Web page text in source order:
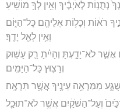
נְתֻנ֣וֹת לְאֹיְבֶ֔יךָ וְאֵ֥ין לְךָ֖ מוֹשִֽׁיעַ׃
רֹא֔וֹת וְכָל֥וֹת אֲלֵיהֶ֖ם כָּל־הַיּ֑וֹם
וְאֵ֥ין לְאֵ֖ל יָדֶֽךָ׃
אֲשֶׁ֣ר לֹא־יָדָ֑עְתָּ וְהָיִ֗יתָ רַ֛ק עָשׁ֥וּק
וְרָצ֖וּץ כָּל־הַיָּמִֽים׃
מִמַּרְאֵ֥ה עֵינֶ֖יךָ אֲשֶׁ֥ר תִּרְאֶֽה׃
וְעַל־הַשֹּׁקַ֔יִם אֲשֶׁ֥ר לֹא־תוּכַ֖ל